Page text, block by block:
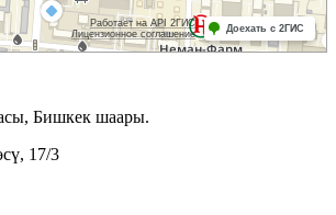
Бишкек шаары.
17/3